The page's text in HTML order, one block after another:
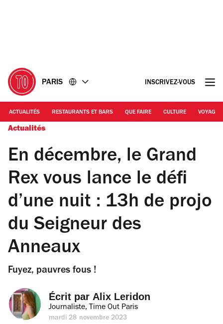
PARIS INSCRIVEZ-VOUS
ACTUALITÉS RESTAURANTS ET BARS QUE FAIRE CULTURE VOYAGE
Actualités
En décembre, le Grand
Rex vous lance le défi
d’une nuit : 13h de projo
du Seigneur des
Anneaux
Fuyez, pauvres fous !
Écrit par Alix Leridon
Journaliste, Time Out Paris
mardi 28 novembre 2023